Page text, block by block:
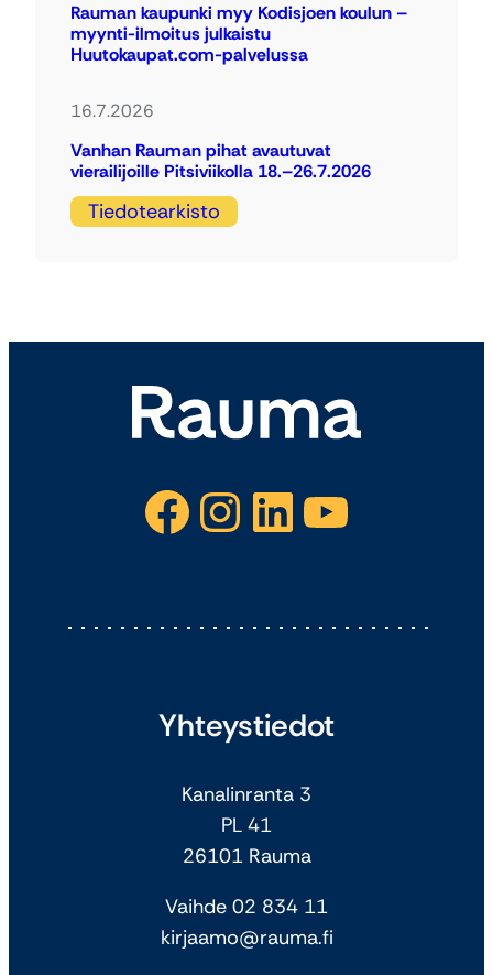
Rauman kaupunki myy Kodisjoen koulun –
myynti-ilmoitus julkaistu
Huutokaupat.com-palvelussa
16.7.2026
Vanhan Rauman pihat avautuvat
vierailijoille Pitsiviikolla 18.–26.7.2026
Tiedotearkisto
Facebook Instagram LinkedIn YouTube
Yhteystiedot
Kanalinranta 3
PL 41
26101 Rauma
Vaihde 02 834 11
kirjaamo@rauma.fi